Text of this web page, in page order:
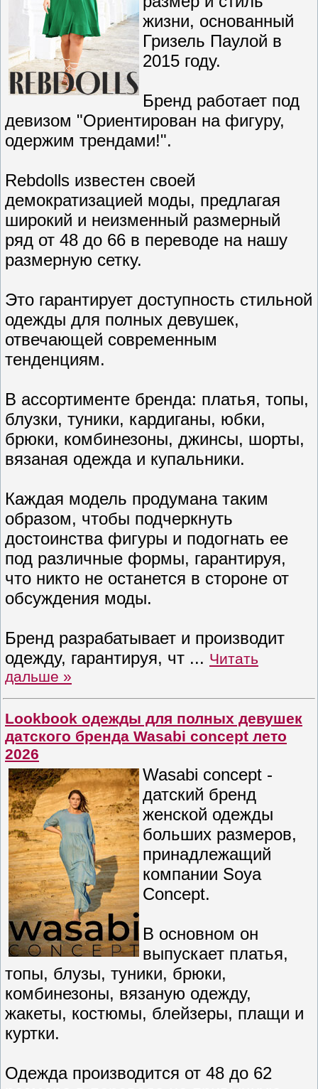
жизни, основанный
Гризель Паулой в
2015 году.
Бренд работает под
девизом "Ориентирован на фигуру,
одержим трендами!".
Rebdolls известен своей
демократизацией моды, предлагая
широкий и неизменный размерный
ряд от 48 до 66 в переводе на нашу
размерную сетку.
Это гарантирует доступность стильной
одежды для полных девушек,
отвечающей современным
тенденциям.
В ассортименте бренда: платья, топы,
блузки, туники, кардиганы, юбки,
брюки, комбинезоны, джинсы, шорты,
вязаная одежда и купальники.
Каждая модель продумана таким
образом, чтобы подчеркнуть
достоинства фигуры и подогнать ее
под различные формы, гарантируя,
что никто не останется в стороне от
обсуждения моды.
Бренд разрабатывает и производит
одежду, гарантируя, чт ... Читать
дальше »
Lookbook одежды для полных девушек
датского бренда Wasabi concept лето
2026
Wasabi concept -
датский бренд
женской одежды
больших размеров,
принадлежащий
компании Soya
Concept.
В основном он
выпускает платья,
топы, блузы, туники, брюки,
комбинезоны, вязаную одежду,
жакеты, костюмы, блейзеры, плащи и
куртки.
Одежда производится от 48 до 62